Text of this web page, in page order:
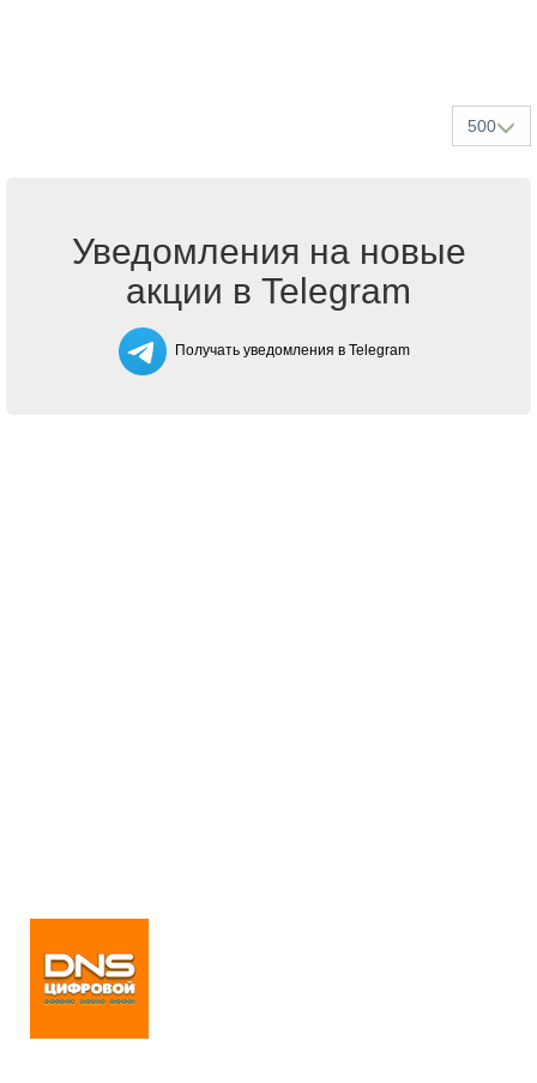
500
Уведомления на новые
акции в Telegram
Получать уведомления в Telegram